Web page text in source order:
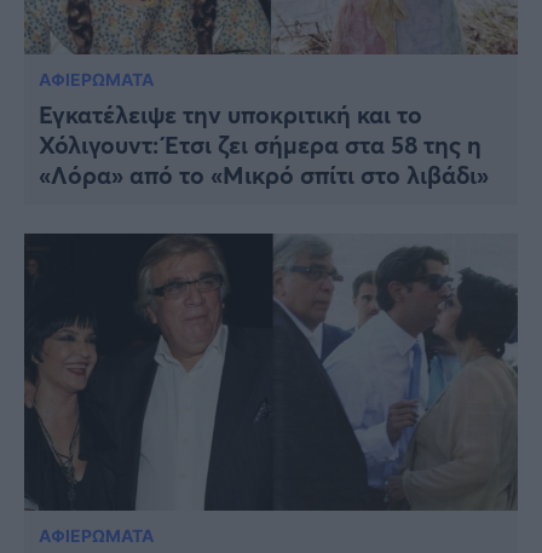
ΑΦΙΕΡΩΜΑΤΑ
Εγκατέλειψε την υποκριτική και το
Χόλιγουντ: Έτσι ζει σήμερα στα 58 της η
«Λόρα» από το «Μικρό σπίτι στο λιβάδι»
ΑΦΙΕΡΩΜΑΤΑ